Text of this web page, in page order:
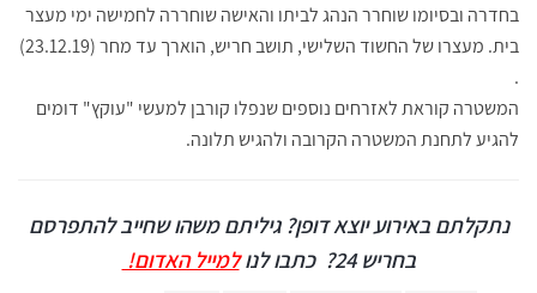
בחדרה ובסיומו שוחרר הנהג לביתו והאישה שוחררה לחמישה ימי מעצר
בית. מעצרו של החשוד השלישי, תושב חריש, הוארך עד מחר (23.12.19)
.
המשטרה קוראת לאזרחים נוספים שנפלו קורבן למעשי "עוקץ" דומים
להגיע לתחנת המשטרה הקרובה ולהגיש תלונה.
נתקלתם באירוע יוצא דופן? גיליתם משהו שחייב להתפרסם
בחריש 24?
כתבו לנולמייל האדום!